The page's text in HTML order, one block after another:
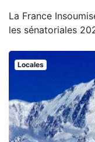
La France
les sénatoriales
Locales